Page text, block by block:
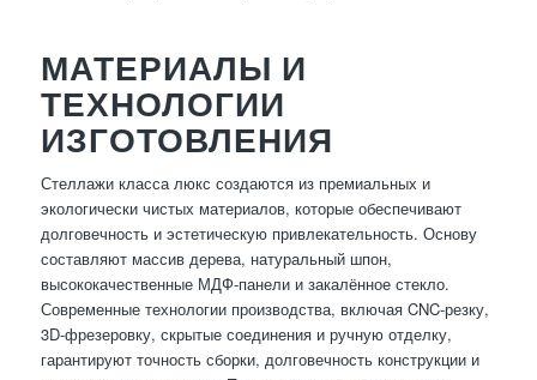
МАТЕРИАЛЫ И
ТЕХНОЛОГИИ
ИЗГОТОВЛЕНИЯ
Стеллажи класса люкс создаются из премиальных и
экологически чистых материалов, которые обеспечивают
долговечность и эстетическую привлекательность. Основу
составляют массив дерева, натуральный шпон,
высококачественные МДФ-панели и закалённое стекло.
Современные технологии производства, включая CNC-резку,
3D-фрезеровку, скрытые соединения и ручную отделку,
гарантируют точность сборки, долговечность конструкции и